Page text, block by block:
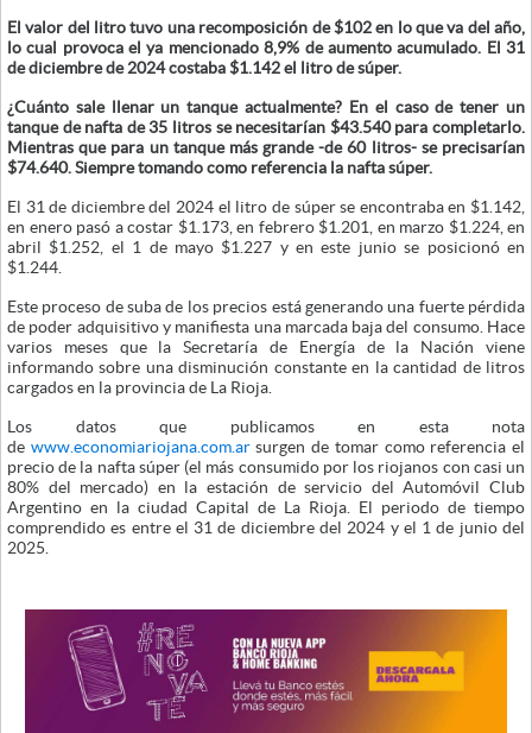
El valor del litro tuvo una recomposición de $102 en lo que va del año,
lo cual provoca el ya mencionado 8,9% de aumento acumulado. El 31
de diciembre de 2024 costaba $1.142 el litro de súper.
¿Cuánto sale llenar un tanque actualmente? En el caso de tener un
tanque de nafta de 35 litros se necesitarían $43.540 para completarlo.
Mientras que para un tanque más grande -de 60 litros- se precisarían
$74.640. Siempre tomando como referencia la nafta súper.
El 31 de diciembre del 2024 el litro de súper se encontraba en $1.142,
en enero pasó a costar $1.173, en febrero $1.201, en marzo $1.224, en
abril $1.252, el 1 de mayo $1.227 y en este junio se posicionó en
$1.244.
Este proceso de suba de los precios está generando una fuerte pérdida
de poder adquisitivo y manifiesta una marcada baja del consumo. Hace
varios meses que la Secretaría de Energía de la Nación viene
informando sobre una disminución constante en la cantidad de litros
cargados en la provincia de La Rioja.
Los datos que publicamos en esta nota
de www.economiariojana.com.arsurgen de tomar como referencia el
precio de la nafta súper (el más consumido por los riojanos con casi un
80% del mercado) en la estación de servicio del Automóvil Club
Argentino en la ciudad Capital de La Rioja. El periodo de tiempo
comprendido es entre el 31 de diciembre del 2024 y el 1 de junio del
2025.